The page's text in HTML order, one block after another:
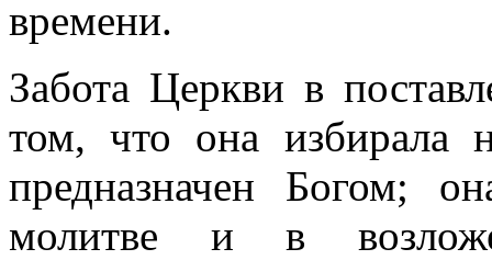
времени.
Забота Церкви в
том, что она избирала
предназначен Богом;
молитве и в